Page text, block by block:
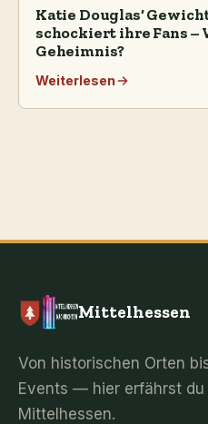
Katie Douglas‘
schockiert ihre Fans –
Geheimnis?
Weiterlesen
Mittelhessen
Von historischen Orten
Events — hier erfährst du
Mittelhessen.